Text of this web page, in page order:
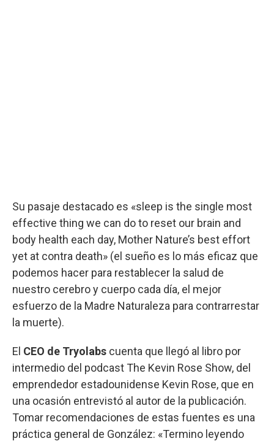
Su pasaje destacado es «sleep is the single most
effective thing we can do to reset our brain and
body health each day, Mother Nature’s best effort
yet at contra death» (el sueño es lo más eficaz que
podemos hacer para restablecer la salud de
nuestro cerebro y cuerpo cada día, el mejor
esfuerzo de la Madre Naturaleza para contrarrestar
la muerte).
El CEO de Tryolabs cuenta que llegó al libro por
intermedio del podcast The Kevin Rose Show, del
emprendedor estadounidense Kevin Rose, que en
una ocasión entrevistó al autor de la publicación.
Tomar recomendaciones de estas fuentes es una
práctica general de González: «Termino leyendo